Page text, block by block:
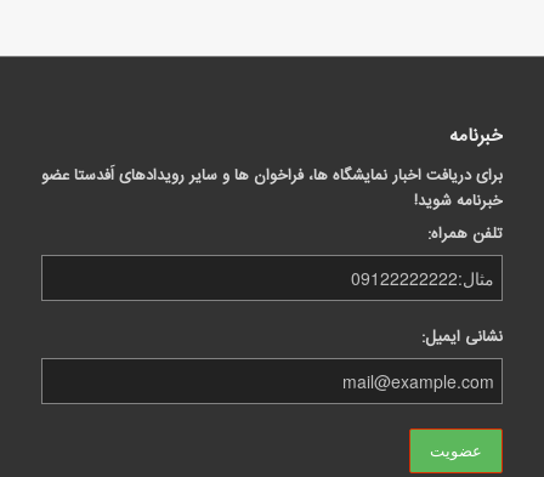
خبرنامه
برای دریافت اخبار نمایشگاه ها، فراخوان ها و سایر رویدادهای اَفدستا عضو
خبرنامه شوید!
تلفن همراه:
نشانی ایمیل: